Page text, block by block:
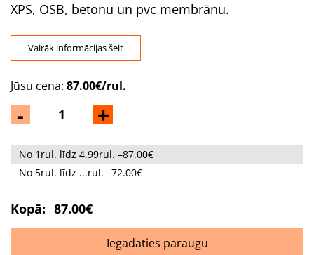
XPS, OSB, betonu un pvc membrānu.
Vairāk informācijas šeit
- +
Jūsu cena: 87.00€/rul.
No 1rul. līdz 4.99rul. –87.00€
No 5rul. līdz ...rul. –72.00€
Kopā: 87.00€
Iegādāties paraugu